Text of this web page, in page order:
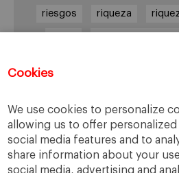
Cookies
We use cookies to personalize
allowing us to offer
social media features and to
share information about your
social media, advertising and
riesgos riqueza
Enlaces